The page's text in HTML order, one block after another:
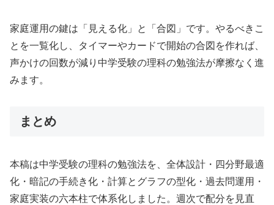
家庭運用の鍵は「見える化」と「合図」です。やるべきこ
とを一覧化し、タイマーやカードで開始の合図を作れば、
声かけの回数が減り中学受験の理科の勉強法が摩擦なく進
みます。
まとめ
本稿は中学受験の理科の勉強法を、全体設計・四分野最適
化・暗記の手続き化・計算とグラフの型化・過去問運用・
家庭実装の六本柱で体系化しました。週次で配分を見直